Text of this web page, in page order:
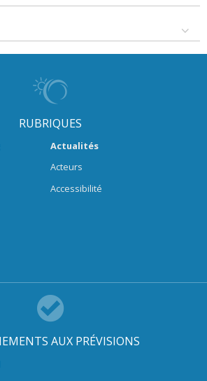
RUBRIQUES
Actualités
Acteurs
Accessibilité
AUX PRÉVISIONS